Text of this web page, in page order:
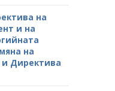
на
и на
на
и Директива